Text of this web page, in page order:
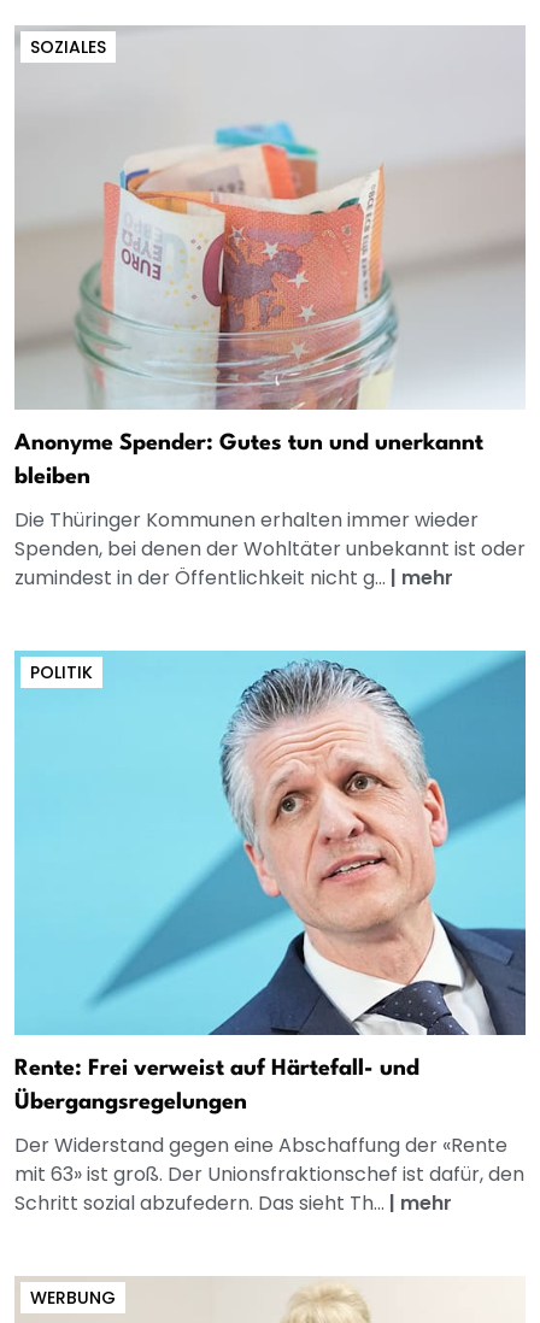
SOZIALES
Anonyme Spender: Gutes tun und unerkannt
bleiben
Die Thüringer Kommunen erhalten immer wieder
Spenden, bei denen der Wohltäter unbekannt ist oder
zumindest in der Öffentlichkeit nicht g... | mehr
POLITIK
Rente: Frei verweist auf Härtefall- und
Übergangsregelungen
Der Widerstand gegen eine Abschaffung der «Rente
mit 63» ist groß. Der Unionsfraktionschef ist dafür, den
Schritt sozial abzufedern. Das sieht Th... | mehr
WERBUNG